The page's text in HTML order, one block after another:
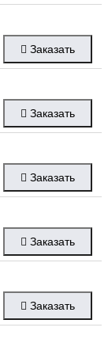
Заказать
Заказать
Заказать
Заказать
Заказать